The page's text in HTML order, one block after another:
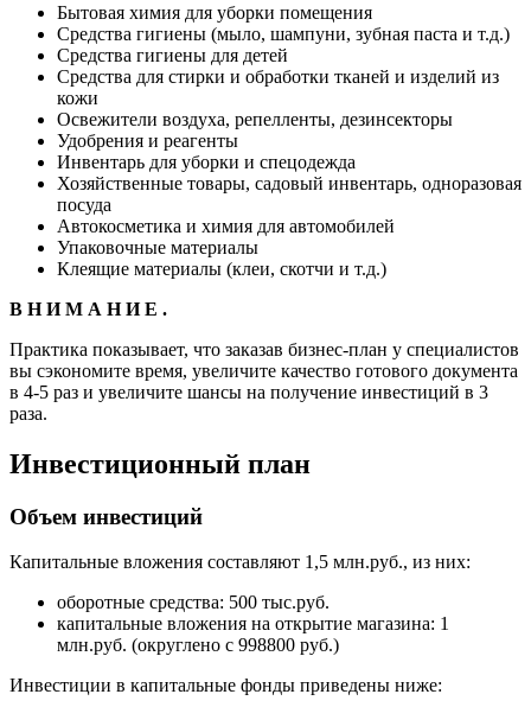
Бытовая химия для уборки помещения
Средства гигиены (мыло, шампуни, зубная паста и т.д.)
Средства гигиены для детей
Средства для стирки и обработки тканей и изделий из
кожи
Освежители воздуха, репелленты, дезинсекторы
Удобрения и реагенты
Инвентарь для уборки и спецодежда
Хозяйственные товары, садовый инвентарь, одноразовая
посуда
Автокосметика и химия для автомобилей
Упаковочные материалы
Клеящие материалы (клеи, скотчи и т.д.)
В Н И М А Н И Е .
Практика показывает, что заказав бизнес-план у специалистов
вы сэкономите время, увеличите качество готового документа
в 4-5 раз и увеличите шансы на получение инвестиций в 3
раза.
Инвестиционный план
Объем инвестиций
Капитальные вложения составляют 1,5 млн.руб., из них:
оборотные средства: 500 тыс.руб.
капитальные вложения на открытие магазина: 1
млн.руб. (округлено с 998800 руб.)
Инвестиции в капитальные фонды приведены ниже: